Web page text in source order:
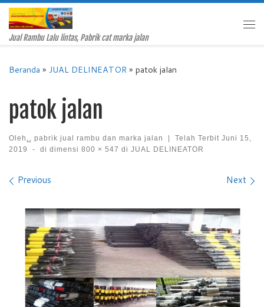
Skip to content
Jual Rambu Lalu lintas, Pabrik cat marka jalan
Beranda » JUAL DELINEATOR» patok jalan
patok jalan
Oleh␣ pabrik jual rambu dan marka jalan Telah Terbit Juni 15,
2019
- di dimensi 800 × 547 di JUAL DELINEATOR
Images navigation
Previous Next